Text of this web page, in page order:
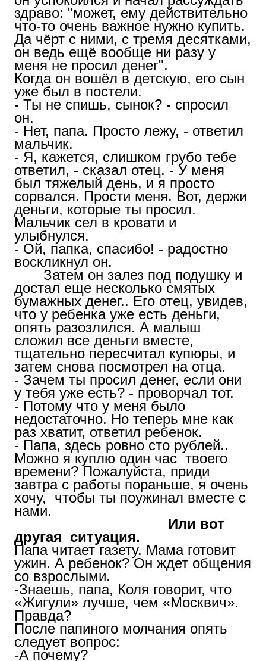
здраво: "может, ему действительно
что-то очень важное нужно купить.
Да чёрт с ними, с тремя десятками,
он ведь ещё вообще ни разу у
меня не просил денег".
Когда он вошёл в детскую, его сын
уже был в постели.
- Ты не спишь, сынок? - спросил
он.
- Нет, папа. Просто лежу, - ответил
мальчик.
- Я, кажется, слишком грубо тебе
ответил, - сказал отец. - У меня
был тяжелый день, и я просто
сорвался. Прости меня. Вот, держи
деньги, которые ты просил.
Мальчик сел в кровати и
улыбнулся.
- Ой, папка, спасибо! - радостно
воскликнул он.
Затем он залез под подушку и
достал еще несколько смятых
бумажных денег.. Его отец, увидев,
что у ребенка уже есть деньги,
опять разозлился. А малыш
сложил все деньги вместе,
тщательно пересчитал купюры, и
затем снова посмотрел на отца.
- Зачем ты просил денег, если они
у тебя уже есть? - проворчал тот.
- Потому что у меня было
недостаточно. Но теперь мне как
раз хватит, ответил ребенок.
- Папа, здесь ровно сто рублей..
Можно я куплю один час твоего
времени? Пожалуйста, приди
завтра с работы пораньше, я очень
хочу, чтобы ты поужинал вместе с
нами.
Или вот
другая ситуация.
Папа читает газету. Мама готовит
ужин. А ребенок? Он ждет общения
со взрослыми.
-Знаешь, папа, Коля говорит, что
«Жигули» лучше, чем «Москвич».
Правда?
После папиного молчания опять
следует вопрос:
-А почему?